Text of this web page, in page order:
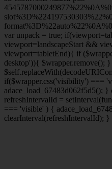
var unpack = true; if(viewport
viewport=landscapeStart &&
viewport=tabletEnd){ if
desktop')){ $wrapper.remove();
if($wrapper.css('visibility') ===
adace_load_67483d062f5d5();
refreshIntervalId =
=== 'visible' ) {
clearInterval(refreshIntervalId);